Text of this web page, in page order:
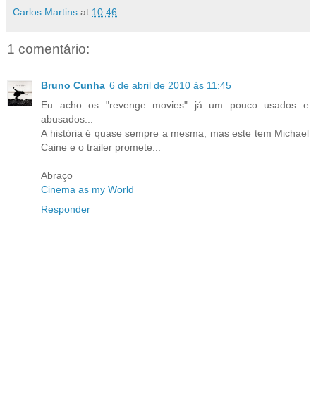
Carlos Martins at 10:46
1 comentário:
Bruno Cunha 6 de abril de 2010 às 11:45
Eu acho os "revenge movies" já um pouco usados e
abusados...
A história é quase sempre a mesma, mas este tem Michael
Caine e o trailer promete...
Abraço
Cinema as my World
Responder